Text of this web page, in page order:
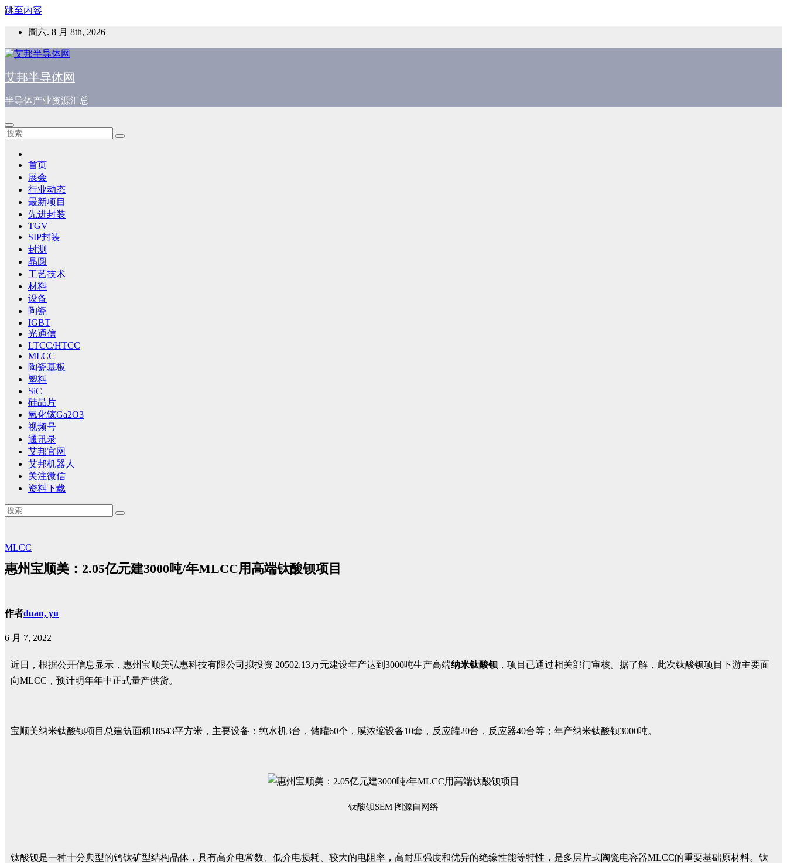
跳至内容
周六. 8 月 8th, 2026
艾邦半导体网
半导体产业资源汇总
首页
展会
行业动态
最新项目
先进封装
TGV
SIP封装
封测
晶圆
工艺技术
材料
设备
陶瓷
IGBT
光通信
LTCC/HTCC
MLCC
陶瓷基板
塑料
SiC
硅晶片
氧化镓Ga2O3
视频号
通讯录
艾邦官网
艾邦机器人
关注微信
资料下载
MLCC
惠州宝顺美：2.05亿元建3000吨/年MLCC用高端钛酸钡项目
作者duan, yu
6 月 7, 2022
近日，根据公开信息显示，惠州宝顺美弘惠科技有限公司拟投资 20502.13万元建设年产达到3000吨生产高端纳米钛酸钡 ，项目已通过相关部门审核。据了解，此次钛酸钡项目下游主要面
向MLCC，预计明年年中正式量产供货。
宝顺美纳米钛酸钡项目总建筑面积18543平方米，主要设备：纯水机3台，储罐60个，膜浓缩设备10套，反应罐20台，反应器40台等；年产纳米钛酸钡3000吨。
钛酸钡SEM 图源自网络
钛酸钡是一种十分典型的钙钛矿型结构晶体，具有高介电常数、低介电损耗、较大的电阻率，高耐压强度和优异的绝缘性能等特性，是多层片式陶瓷电容器MLCC的重要基础原材料。钛